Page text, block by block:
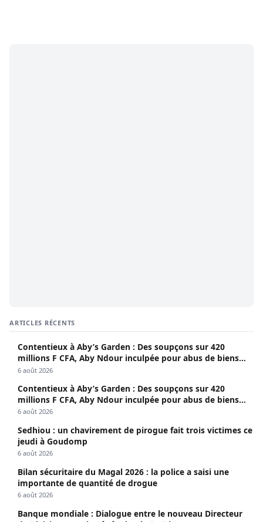
ARTICLES RÉCENTS
Contentieux à Aby’s Garden : Des soupçons sur 420
millions F CFA, Aby Ndour inculpée pour abus de biens
sociaux
6 août 2026
Contentieux à Aby’s Garden : Des soupçons sur 420
millions F CFA, Aby Ndour inculpée pour abus de biens
sociaux
6 août 2026
Sedhiou : un chavirement de pirogue fait trois victimes ce
jeudi à Goudomp
6 août 2026
Bilan sécuritaire du Magal 2026 : la police a saisi une
importante de quantité de drogue
6 août 2026
Banque mondiale : Dialogue entre le nouveau Directeur